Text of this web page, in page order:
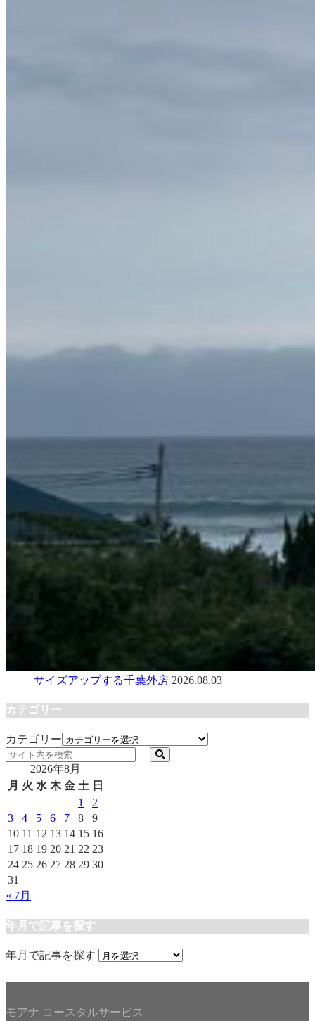
サイズアップする千葉外房 2026.08.03
カテゴリー
カテゴリー
2026年8月
月 火 水 木 金 土 日
1
2
3
4 5 6 7 8
9
10 11 12 13 14 15 16
17 18 19 20 21 22 23
24 25 26 27 28 29 30
31
« 7月
年月で記事を探す
年月で記事を探す
モアナ コースタルサービス